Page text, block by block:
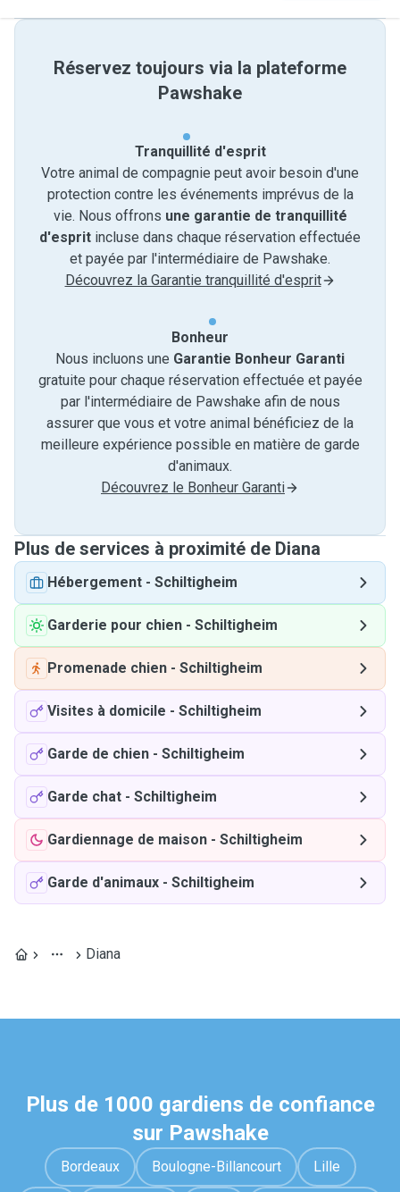
Réservez toujours via la plateforme
Pawshake
Tranquillité d'esprit
Votre animal de compagnie peut avoir besoin d'une
protection contre les événements imprévus de la
vie. Nous offrons une garantie de tranquillité
d'esprit incluse dans chaque réservation effectuée
et payée par l'intermédiaire de Pawshake.
Découvrez la Garantie tranquillité d'esprit
Bonheur
Nous incluons une Garantie Bonheur Garanti
gratuite pour chaque réservation effectuée et payée
par l'intermédiaire de Pawshake afin de nous
assurer que vous et votre animal bénéficiez de la
meilleure expérience possible en matière de garde
d'animaux.
Découvrez le Bonheur Garanti
Plus de services à proximité de Diana
Hébergement - Schiltigheim
Garderie pour chien - Schiltigheim
Promenade chien - Schiltigheim
Visites à domicile - Schiltigheim
Garde de chien - Schiltigheim
Garde chat - Schiltigheim
Gardiennage de maison - Schiltigheim
Garde d'animaux - Schiltigheim
Diana
Plus de 1000 gardiens de confiance
sur Pawshake
Bordeaux Boulogne-Billancourt Lille